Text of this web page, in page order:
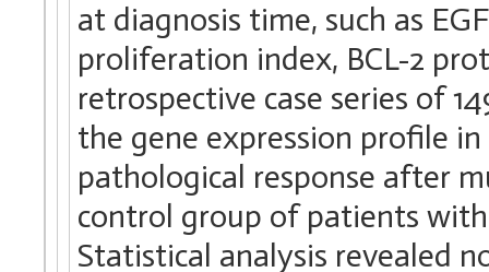
at diagnosis time, such as
proliferation index, BCL-2
retrospective case series of
the gene expression profile
pathological response after
control group of patients
Statistical analysis revealed